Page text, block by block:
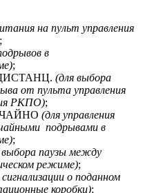
на пульт управления
;
в
;
(для выбора
от пульта управления
РКПО);
(для управления
подрывами в
;
выбора паузы между
режиме);
сигнализации о поданном
коробки);